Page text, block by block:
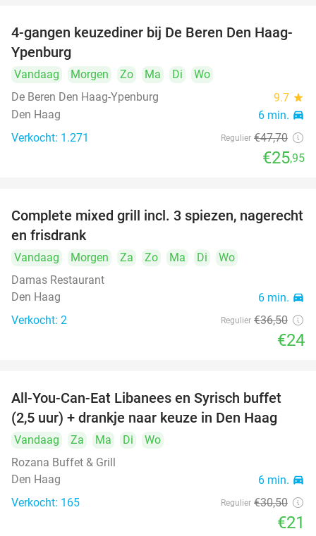
food
food
food
46%
4-gangen keuzediner bij De Beren Den Haag-
Ypenburg
Vandaag Morgen Zo Ma Di
Wo
De Beren Den Haag-Ypenburg
9.7 star
Den Haag 6 min. directions_car
Verkocht: 1.271 Regulier €47,70
€25,95
34%
Complete mixed grill incl. 3 spiezen, nagerecht
en frisdrank
Vandaag Morgen Za Zo Ma Di
Wo
Damas Restaurant
Den Haag
6 min. directions_car
Verkocht: 2 Regulier €36,50
€24
31%
All-You-Can-Eat Libanees en Syrisch buffet
(2,5 uur) + drankje naar keuze in Den Haag
Vandaag Za Ma Di
Wo
Rozana Buffet & Grill
Den Haag
6 min. directions_car
Verkocht: 165 Regulier €30,50
€21